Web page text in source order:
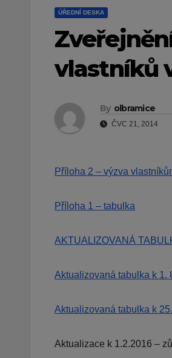
ÚŘEDNÍ DESKA
vlastníků
By olbramice
ČVC 21, 2014
Příloha 2 – výzva
Příloha 1 – tabulka
AKTUALIZOVANÁ
Aktualizovaná tabulka k 1.
Aktualizovaná tabulka k
Aktualizace k 1.2.2016 –